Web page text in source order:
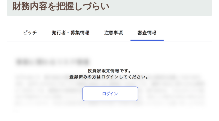
財務内容を把握しづらい